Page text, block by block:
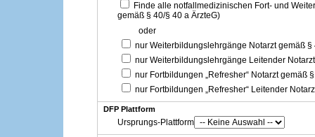
Finde alle notfallmedizinischen Fort- und
gemäß § 40/§ 40 a ÄrzteG)
oder
nur Weiterbildungslehrgänge Notarzt gemäß §
nur Weiterbildungslehrgänge Leitender
nur Fortbildungen „Refresher“ Notarzt gemäß
nur Fortbildungen „Refresher“ Leitender
DFP Plattform
Ursprungs-Plattform